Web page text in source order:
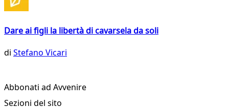
Dare ai figli la libertà di cavarsela da soli
di Stefano Vicari
Abbonati ad Avvenire
Sezioni del sito